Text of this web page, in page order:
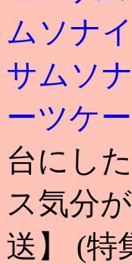
ムソナ
サムソ
ーツケ
台にし
ス気分
送】 (特